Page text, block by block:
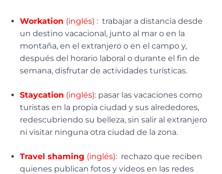
Workation (inglés) : trabajar a distancia desde
un destino vacacional, junto al mar o en la
montaña, en el extranjero o en el campo y,
después del horario laboral o durante el fin de
semana, disfrutar de actividades turísticas.
Staycation (inglés): pasar las vacaciones como
turistas en la propia ciudad y sus alrededores,
redescubriendo su belleza, sin salir al extranjero
ni visitar ninguna otra ciudad de la zona.
Travel shaming (inglés): rechazo que reciben
quienes publican fotos y videos en las redes